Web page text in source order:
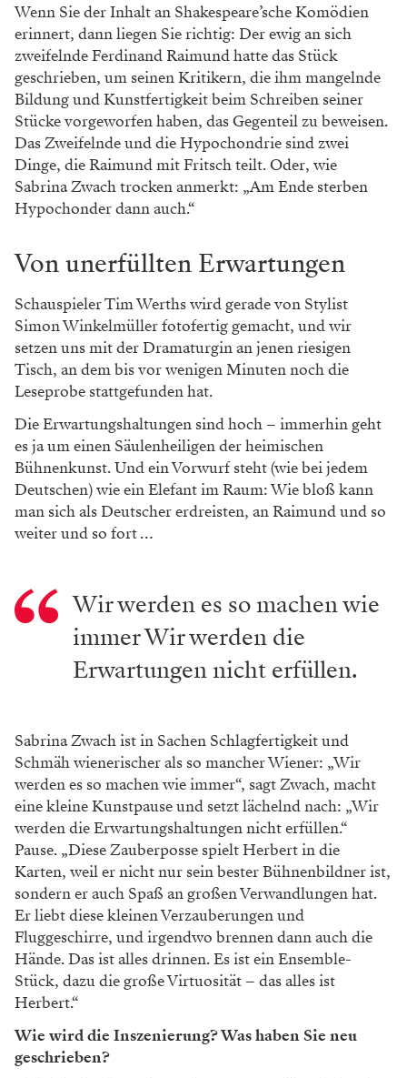
Wenn Sie der Inhalt an Shakespeare’sche Komödien
erinnert, dann liegen Sie richtig: Der ewig an sich
zweifelnde Ferdinand Raimund hatte das Stück
geschrieben, um seinen Kritikern, die ihm mangelnde
Bildung und Kunstfertigkeit beim Schreiben seiner
Stücke vorgeworfen haben, das Gegenteil zu beweisen.
Das Zweifelnde und die Hypochondrie sind zwei
Dinge, die Raimund mit Fritsch teilt. Oder, wie
Sabrina Zwach trocken anmerkt: „Am Ende sterben
Hypochonder dann auch.“
Von unerfüllten Erwartungen
Schauspieler Tim Werths wird gerade von Stylist
Simon Winkelmüller fotofertig gemacht, und wir
setzen uns mit der Dramaturgin an jenen riesigen
Tisch, an dem bis vor wenigen Minuten noch die
Leseprobe stattgefunden hat.
Die Erwartungshaltungen sind hoch – immerhin geht
es ja um einen Säulenheiligen der heimischen
Bühnenkunst. Und ein Vorwurf steht (wie bei jedem
Deutschen) wie ein Elefant im Raum: Wie bloß kann
man sich als Deutscher erdreisten, an Raimund und so
weiter und so fort …
Wir werden es so machen wie
immer Wir werden die
Erwartungen nicht erfüllen.
Sabrina Zwach ist in Sachen Schlagfertigkeit und
Schmäh wienerischer als so mancher Wiener: „Wir
werden es so machen wie immer“, sagt Zwach, macht
eine kleine Kunstpause und setzt lächelnd nach: „Wir
werden die Erwartungshaltungen nicht erfüllen.“
Pause. „Diese Zauberposse spielt Herbert in die
Karten, weil er nicht nur sein bester Bühnenbildner ist,
sondern er auch Spaß an großen Verwandlungen hat.
Er liebt diese kleinen Verzauberungen und
Fluggeschirre, und irgendwo brennen dann auch die
Hände. Das ist alles drinnen. Es ist ein Ensemble-
Stück, dazu die große Virtuosität – das alles ist
Herbert.“
Wie wird die Inszenierung? Was haben Sie neu
geschrieben?